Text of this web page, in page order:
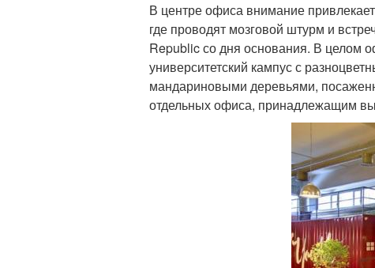
В центре офиса внимание
где проводят мозговой штурм и
Republic со дня основания. В целом
университетский кампус с
мандариновыми деревьями,
отдельных офиса, принадлежащим